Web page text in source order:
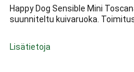
Happy Dog Sensible Mini
suunniteltu kuivaruoka.
Lisätietoja